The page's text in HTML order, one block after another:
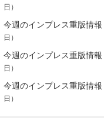
日 ）
今週のインプレス重版情報
日 ）
今週のインプレス重版情報
日 ）
今週のインプレス重版情報
日 ）